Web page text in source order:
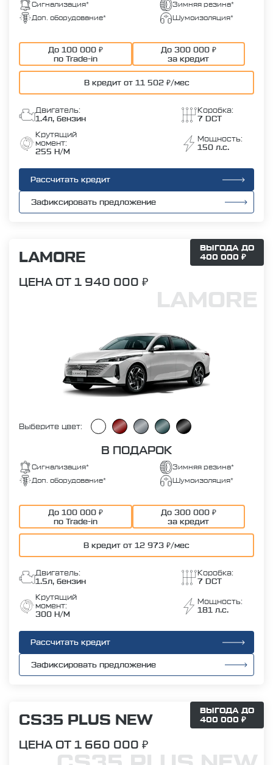
Сигнализация*
Зимняя резина*
Доп. оборудование*
Шумоизоляция*
До 100 000 ₽
по Trade-in
До 300 000 ₽
за кредит
В кредит от 11 502 ₽/мес
Двигатель:
1.4л, бензин
Коробка:
7 DCT
Крутящий
момент:
255 Н/М
Мощность:
150 л.с.
Рассчитать кредит
Зафиксировать предложение
LAMORE
ЦЕНА ОТ 1 940 000 ₽
Выберите цвет:
LAMORE
В ПОДАРОК
Сигнализация*
Зимняя резина*
Доп. оборудование*
Шумоизоляция*
До 100 000 ₽
по Trade-in
До 300 000 ₽
за кредит
В кредит от 12 973 ₽/мес
Двигатель:
1.5л, бензин
Коробка:
7 DCT
Крутящий
момент:
300 Н/М
Мощность:
181 л.с.
Рассчитать кредит
Зафиксировать предложение
ВЫГОДА ДО
400 000 ₽
CS35 PLUS NEW
ЦЕНА ОТ 1 660 000 ₽
ВЫГОДА ДО
400 000 ₽